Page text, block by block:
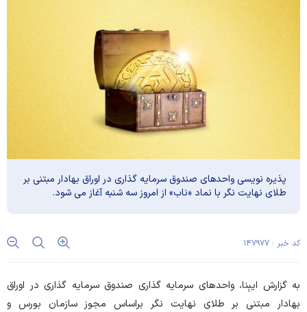
پذیره نویسی واحد‌های صندوق سرمایه گذاری در اوراق بهادار مبتنی بر
طلای نهایت نگر با نماد «ناب» از امروز سه شنبه آغاز می شود.
کد خبر : ۱۴۷۹۷۷
به گزارش ایبِنا، واحد‌های سرمایه گذاری صندوق سرمایه گذاری در اوراق
بهادار مبتنی بر طلای نهایت نگر براساس مجوز سازمان بورس و